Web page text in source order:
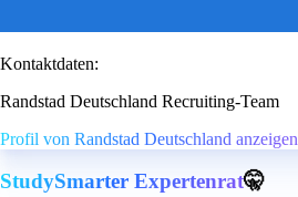
Kontaktdaten:
Randstad Deutschland Recruiting-Team
Profil von Randstad Deutschland anzeigen
StudySmarter Expertenrat🤫